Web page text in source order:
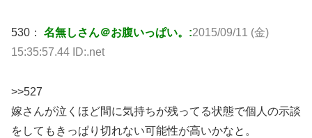
530： 名無しさん＠お腹いっぱい。:2015/09/11 (金)
15:35:57.44 ID:.net
>>527
嫁さんが泣くほど間に気持ちが残ってる状態で個人の示談
をしてもきっぱり切れない可能性が高いかなと。